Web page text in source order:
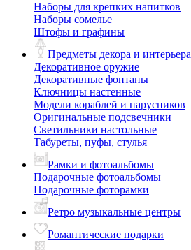
Наборы для крепких напитков
Наборы сомелье
Штофы и графины
Предметы декора и интерьера
Декоративное оружие
Декоративные фонтаны
Ключницы настенные
Модели кораблей и парусников
Оригинальные подсвечники
Светильники настольные
Табуреты, пуфы, стулья
Рамки и фотоальбомы
Подарочные фотоальбомы
Подарочные фоторамки
Ретро музыкальные центры
Романтические подарки